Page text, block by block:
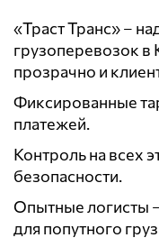
«Траст Транс» –
грузоперевозок
прозрачно и
Фиксированные
платежей.
Контроль на всех
безопасности.
Опытные логисты
для попутного